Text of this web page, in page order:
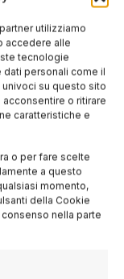
utilizziamo
accedere alle
tecnologie
dati personali come il
su questo sito
acconsentire o ritirare
caratteristiche e
o per fare scelte
a questo
momento,
della Cookie
nella parte